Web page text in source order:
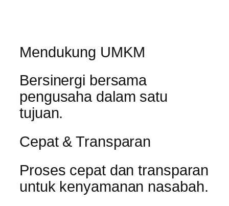
Mendukung UMKM
Bersinergi bersama
pengusaha dalam satu
tujuan.
Cepat & Transparan
Proses cepat dan transparan
untuk kenyamanan nasabah.